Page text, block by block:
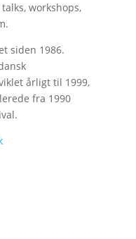
workshops,
siden 1986.
årligt til 1999,
fra 1990